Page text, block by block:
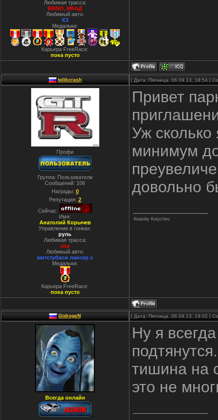
Любимая трасса:
BRNO, МКАД
Любимый авто:
ХЗ
Медальки:
Карьера FreeRace:
пока пусто
tolikcrash | Дата: Пятница, 06.09.13, 18:54 |
Профи
Группа: Пользователи
Сообщений: 106
Награды: 0
Репутация: 2
Сейчас:
Имя:
Анатолий Корычев
Управление в гонках:
руль
Любимая трасса:
спа
Любимый авто:
митстубиси лансер x
Медальки:
Карьера FreeRace:
пока пусто
Привет
Уж
минимум
довольно
Anatoliy Korychev
GidrogeN | Дата: Пятница, 06.09.13, 19:02 |
Всегда онлайн
Ну я
тишина на
это не